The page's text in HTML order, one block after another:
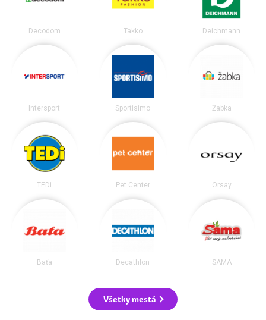
Decodom Takko Deichmann
Intersport Sportisimo Žabka
TEDi Pet Center Orsay
Baťa Decathlon SAMA
Všetky mestá